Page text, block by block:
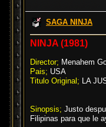
SAGA NINJA
NINJA (1981)
Director; Menahem
Pais; USA
Titulo Original; LA
Sinopsis; Justo
Filipinas para que le